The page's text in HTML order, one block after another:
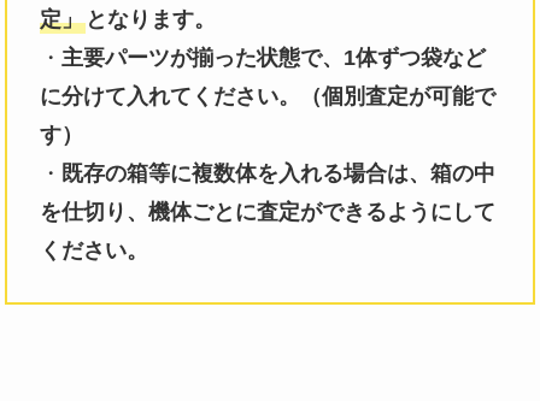
定」 となります。
・主要パーツが揃った状態で、1体ずつ袋など
に分けて入れてください。（個別査定が可能で
す）
・ 既存の箱等に複数体を入れる場合は、箱の中
を仕切り、機体ごとに査定ができるようにして
ください。